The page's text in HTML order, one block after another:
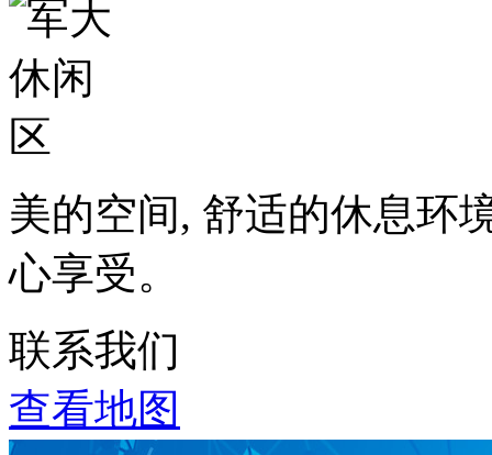
美的空间, 舒适的休息环
心享受。
联系我们
查看地图